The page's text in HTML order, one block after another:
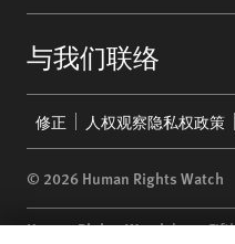
与我们联络
menu
修正 人权观察隐私权政策
© 2026 Human Rights Watch
Human Rights Watch| 350